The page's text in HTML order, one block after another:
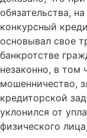
обязательства,
конкурсный
основывал свое
банкротстве
незаконно, в том
мошенничество,
кредиторской
уклонился от
физического